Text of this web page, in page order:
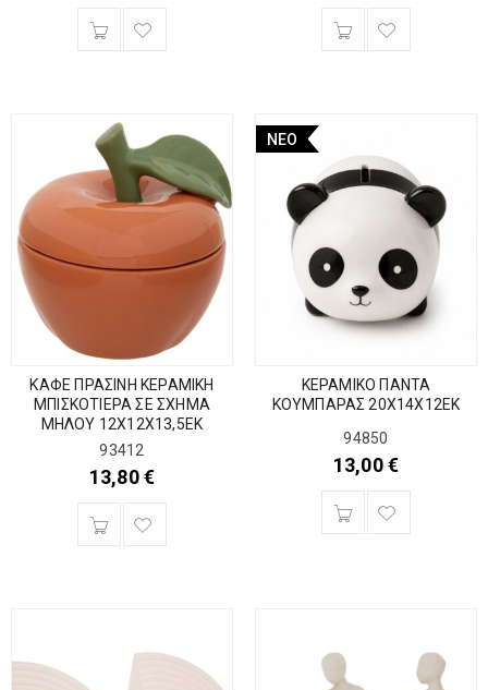
ΚΑΦΕ ΠΡΑΣΙΝΗ ΚΕΡΑΜΙΚΗ
ΜΠΙΣΚΟΤΙΕΡΑ ΣΕ ΣΧΗΜΑ
ΜΗΛΟΥ 12Χ12Χ13,5ΕΚ
93412
13,80€
ΝΈΟ
ΚΕΡΑΜΙΚΟ ΠΑΝΤΑ
ΚΟΥΜΠΑΡΑΣ 20Χ14Χ12ΕΚ
94850
13,00€